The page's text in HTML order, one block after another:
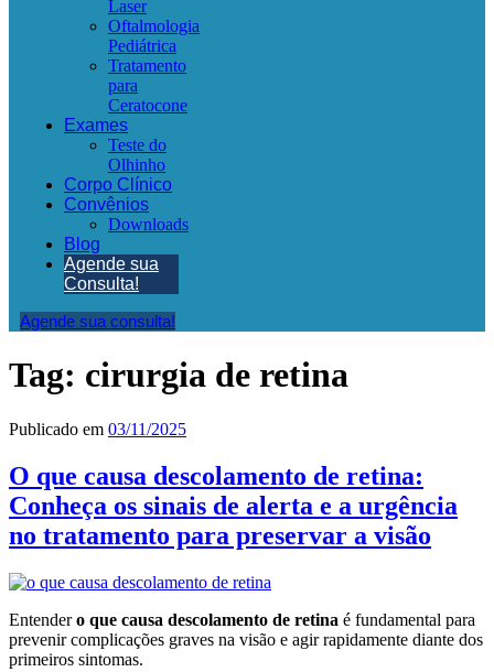
Laser
Oftalmologia
Pediátrica
Tratamento
para
Ceratocone
Exames
Teste do
Olhinho
Corpo Clínico
Convênios
Downloads
Blog
Agende sua
Consulta!
Agende sua consulta!
Tag: cirurgia de retina
Publicado em 03/11/2025
O que causa descolamento de retina:
Conheça os sinais de alerta e a urgência
no tratamento para preservar a visão
Entendero que causa descolamento de retina é fundamental para
prevenir complicações graves na visão e agir rapidamente diante dos
primeiros sintomas.